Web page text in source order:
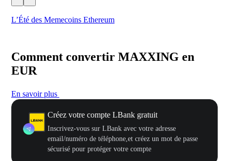
L’Été des Memecoins Ethereum
Comment convertir MAXXING en
EUR
En savoir plus
Créez votre compte LBank gratuit
Inscrivez-vous sur LBank avec votre adresse
email/numéro de téléphone,et créez un mot de passe
sécurisé pour protéger votre compte